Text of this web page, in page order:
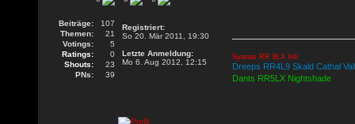
Beiträge:
107
Themen:
21
Votings:
5
Ratings:
0
Shouts:
23
PNs:
39
Registriert:
So 20. Mär 2011, 19:30
Letzte Anmeldung:
Mo 6. Aug 2012, 12:15
Syanas RR 8LX Infi
Dreeps RR4L9 Skald Cathal
Dants RR5LX Nightshade